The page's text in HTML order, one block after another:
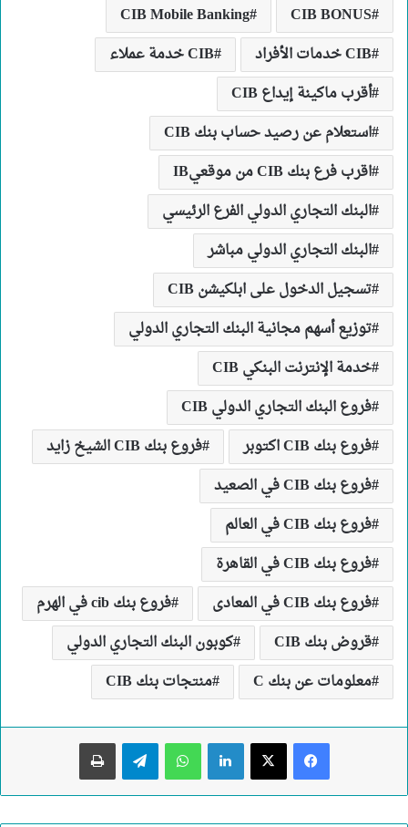
CIB BONUS
CIB Mobile Banking
CIB خدمات الأفراد
CIB خدمة عملاء
أقرب ماكينة إيداع CIB
استعلام عن رصيد حساب بنك CIB
اقرب فرع بنك CIB من موقعيIB
البنك التجاري الدولي الفرع الرئيسي
البنك التجاري الدولي مباشر
تسجيل الدخول على ابلكيشن CIB
توزيع أسهم مجانية البنك التجاري الدولي
خدمة الإنترنت البنكي CIB
فروع البنك التجاري الدولي CIB
فروع بنك CIB اكتوبر
فروع بنك CIB الشيخ زايد
فروع بنك CIB في الصعيد
فروع بنك CIB في العالم
فروع بنك CIB في القاهرة
فروع بنك CIB في المعادى
فروع بنك cib في الهرم
قروض بنك CIB
كوبون البنك التجاري الدولي
معلومات عن بنك C
منتجات بنك CIB
لينكدإن واتساب تيلقرام طباعة